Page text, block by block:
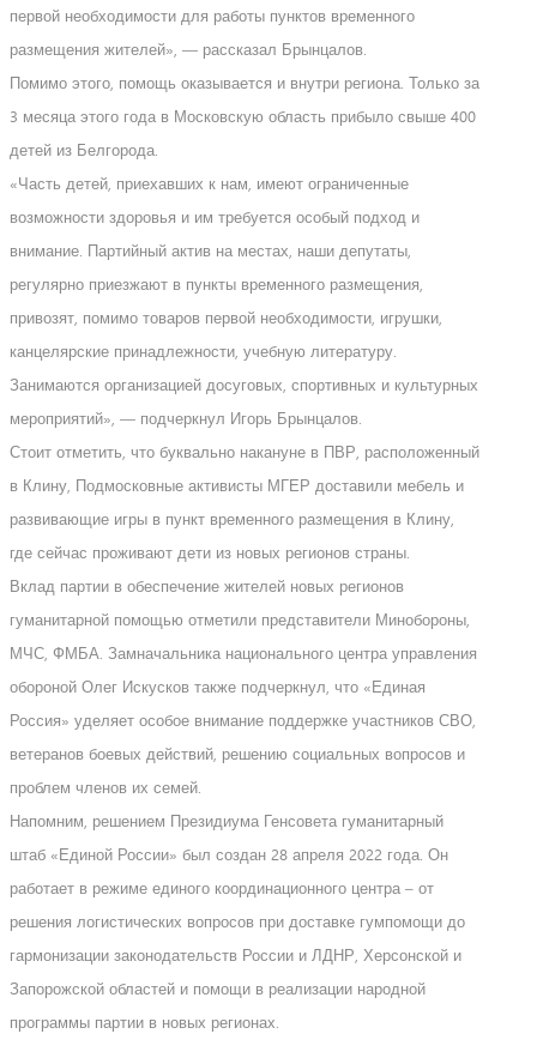
первой необходимости для работы пунктов временного
размещения жителей», — рассказал Брынцалов.
Помимо этого, помощь оказывается и внутри региона. Только за
3 месяца этого года в Московскую область прибыло свыше 400
детей из Белгорода.
«Часть детей, приехавших к нам, имеют ограниченные
возможности здоровья и им требуется особый подход и
внимание. Партийный актив на местах, наши депутаты,
регулярно приезжают в пункты временного размещения,
привозят, помимо товаров первой необходимости, игрушки,
канцелярские принадлежности, учебную литературу.
Занимаются организацией досуговых, спортивных и культурных
мероприятий», — подчеркнул Игорь Брынцалов.
Стоит отметить, что буквально накануне в ПВР, расположенный
в Клину, Подмосковные активисты МГЕР доставили мебель и
развивающие игры в пункт временного размещения в Клину,
где сейчас проживают дети из новых регионов страны.
Вклад партии в обеспечение жителей новых регионов
гуманитарной помощью отметили представители Минобороны,
МЧС, ФМБА. Замначальника национального центра управления
обороной Олег Искусков также подчеркнул, что «Единая
Россия» уделяет особое внимание поддержке участников СВО,
ветеранов боевых действий, решению социальных вопросов и
проблем членов их семей.
Напомним, решением Президиума Генсовета гуманитарный
штаб «Единой России» был создан 28 апреля 2022 года. Он
работает в режиме единого координационного центра – от
решения логистических вопросов при доставке гумпомощи до
гармонизации законодательств России и ЛДНР, Херсонской и
Запорожской областей и помощи в реализации народной
программы партии в новых регионах.